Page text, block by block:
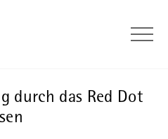
durch das Red Dot